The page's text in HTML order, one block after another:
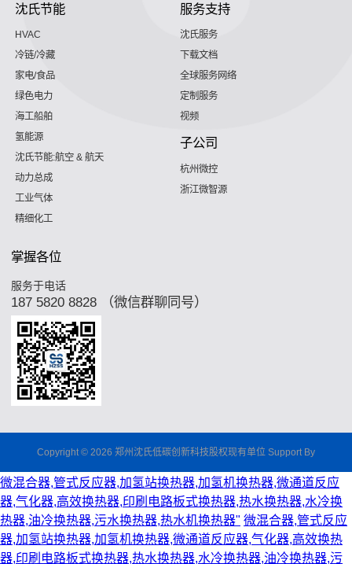
沈氏节能
HVAC
冷链/冷藏
家电/食品
绿色电力
海工船舶
氢能源
沈氏节能:航空 & 航天
动力总成
工业气体
精细化工
服务支持
沈氏服务
下载文档
全球服务网络
定制服务
视频
子公司
杭州微控
浙江微智源
掌握各位
服务于电话
187 5820 8828 （微信群聊同号）
Copyright © 2026 郑州沈氏低碳创新科技股权现有单位 Support By
微混合器,管式反应器,加氢站换热器,加氢机换热器,微通道反应
器,气化器,高效换热器,印刷电路板式换热器,热水换热器,水冷换
热器,油冷换热器,污水换热器,热水机换热器" 微混合器,管式反应
器,加氢站换热器,加氢机换热器,微通道反应器,气化器,高效换热
器,印刷电路板式换热器,热水换热器,水冷换热器,油冷换热器,污